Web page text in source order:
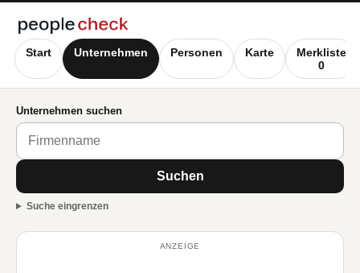
Start Unternehmen Personen Karte
Merkliste
0
Unternehmen suchen
Suchen
Suche eingrenzen
ANZEIGE